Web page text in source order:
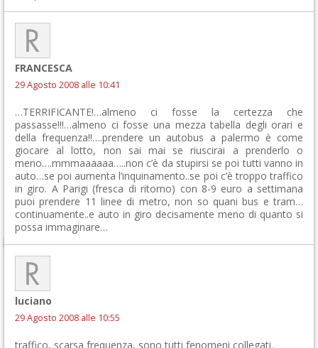
FRANCESCA
29 Agosto 2008 alle 10:41
…TERRIFICANTE!…almeno ci fosse la certezza che
passasse!!!…almeno ci fosse una mezza tabella degli orari e
della frequenza!!….prendere un autobus a palermo è come
giocare al lotto, non sai mai se riuscirai a prenderlo o
meno….mmmaaaaaa…..non c’è da stupirsi se poi tutti vanno in
auto…se poi aumenta l’inquinamento..se poi c’è troppo traffico
in giro. A Parigi (fresca di ritorno) con 8-9 euro a settimana
puoi prendere 11 linee di metro, non so quani bus e tram…
continuamente..e auto in giro decisamente meno di quanto si
possa immaginare…
luciano
29 Agosto 2008 alle 10:55
traffico, scarsa frequenza, sono tutti fenomeni collegati..